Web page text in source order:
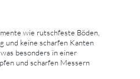
wie rutschfeste Böden,
und keine scharfen Kanten
besonders in einer
und scharfen Messern